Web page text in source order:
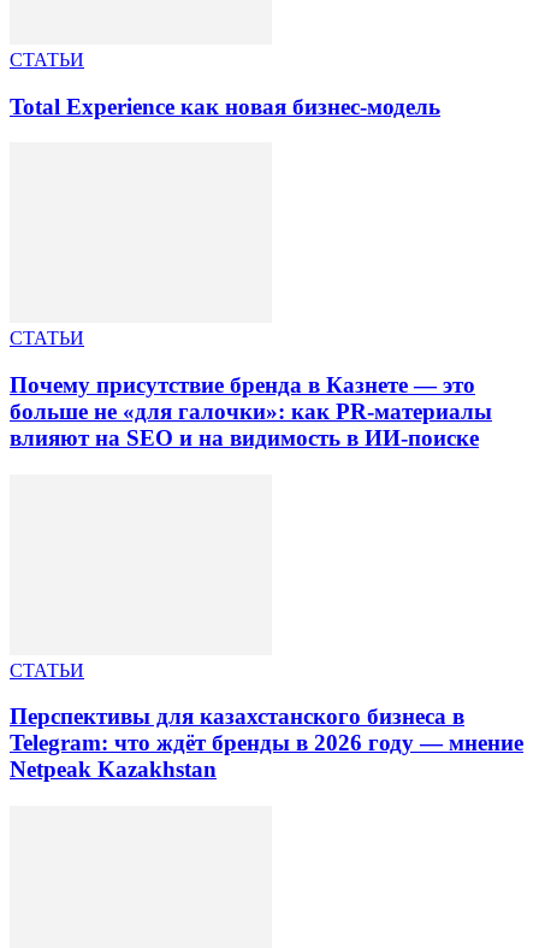
СТАТЬИ
Total Experience как новая бизнес-модель
СТАТЬИ
Почему присутствие бренда в Казнете — это
больше не «для галочки»: как PR-материалы
влияют на SEO и на видимость в ИИ-поиске
СТАТЬИ
Перспективы для казахстанского бизнеса в
Telegram: что ждёт бренды в 2026 году — мнение
Netpeak Kazakhstan